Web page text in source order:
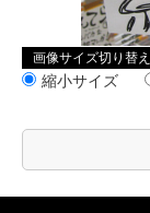
画像サイズ切り替え
縮小サイズ